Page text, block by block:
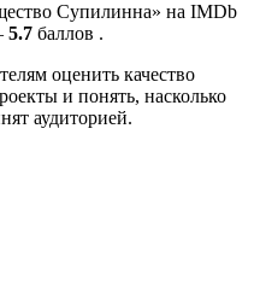
Супилинна» на IMDb
5.7 баллов .
оценить качество
и понять, насколько
аудиторией.